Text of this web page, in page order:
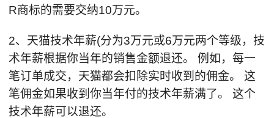
R商标的需要交纳10万元。
2、天猫技术年薪(分为3万元或6万元两个等级，技
术年薪根据你当年的销售金额退还。 例如，每一
笔订单成交，天猫都会扣除实时收到的佣金。 这
笔佣金如果收到你当年付的技术年薪满了。 这个
技术年薪可以退还。